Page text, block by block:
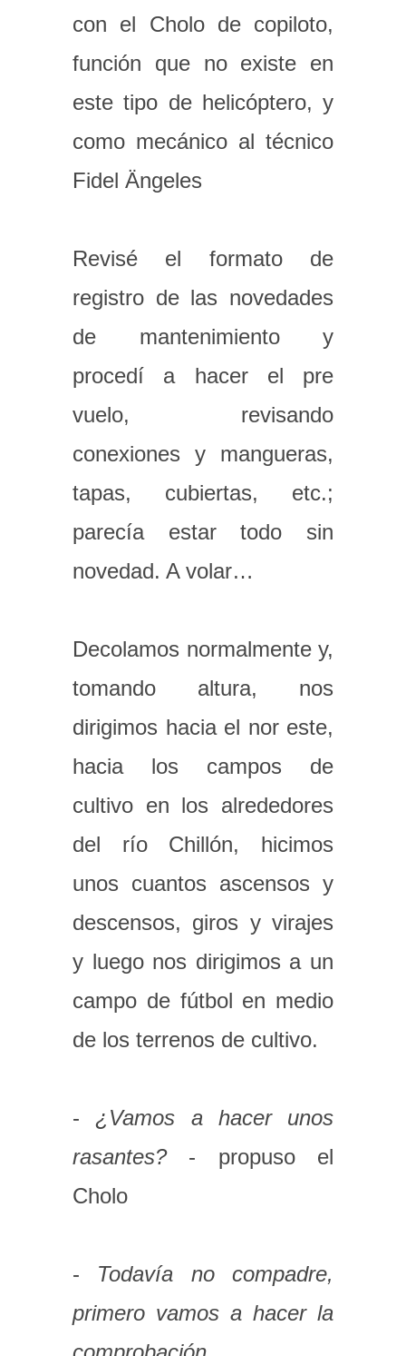
con el Cholo de copiloto,
función que no existe en
este tipo de helicóptero, y
como mecánico al técnico
Fidel Ängeles
Revisé el formato de
registro de las novedades
de mantenimiento y
procedí a hacer el pre
vuelo, revisando
conexiones y mangueras,
tapas, cubiertas, etc.;
parecía estar todo sin
novedad. A volar…
Decolamos normalmente y,
tomando altura, nos
dirigimos hacia el nor este,
hacia los campos de
cultivo en los alrededores
del río Chillón, hicimos
unos cuantos ascensos y
descensos, giros y virajes
y luego nos dirigimos a un
campo de fútbol en medio
de los terrenos de cultivo.
- ¿Vamos a hacer unos
rasantes?- propuso el
Cholo
- Todavía no compadre,
primero vamos a hacer la